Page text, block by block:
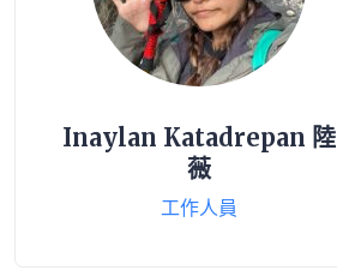
Inaylan Katadrepan 陸
薇
工作人員